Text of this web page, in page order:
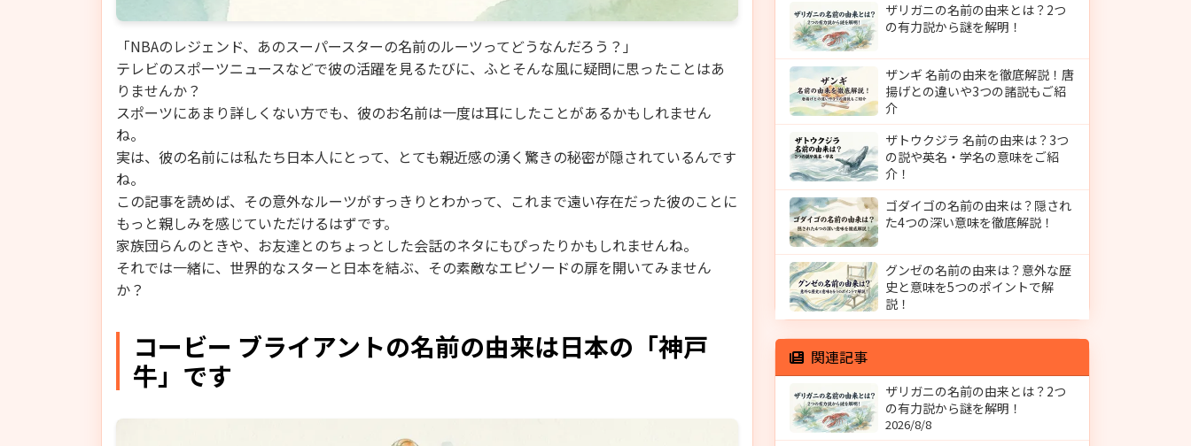
「NBAのレジェンド、あのスーパースターの名前のルーツってどうなんだろう？」
テレビのスポーツニュースなどで彼の活躍を見るたびに、ふとそんな風に疑問に思ったことはあ
りませんか？
スポーツにあまり詳しくない方でも、彼のお名前は一度は耳にしたことがあるかもしれません
ね。
実は、彼の名前には私たち日本人にとって、とても親近感の湧く驚きの秘密が隠されているんです
ね。
この記事を読めば、その意外なルーツがすっきりとわかって、これまで遠い存在だった彼のことに
もっと親しみを感じていただけるはずです。
家族団らんのときや、お友達とのちょっとした会話のネタにもぴったりかもしれませんね。
それでは一緒に、世界的なスターと日本を結ぶ、その素敵なエピソードの扉を開いてみません
か？
コービー ブライアントの名前の由来は日本の「神戸
牛」です
ザリガニの名前の由来とは？2つ
の有力説から謎を解明！
ザンギ 名前の由来を徹底解説！唐
揚げとの違いや3つの諸説もご紹
介
ザトウクジラ 名前の由来は？3つ
の説や英名・学名の意味をご紹
介！
ゴダイゴの名前の由来は？隠され
た4つの深い意味を徹底解説！
グンゼの名前の由来は？意外な歴
史と意味を5つのポイントで解
説！
関連記事
ザリガニの名前の由来とは？2つ
の有力説から謎を解明！
2026/8/8